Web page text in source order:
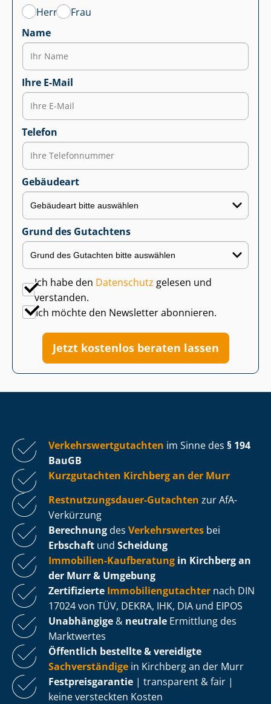
Herr
Frau
Name
Ihre E-Mail
Telefon
Gebäudeart
Grund des Gutachtens
Ich habe den Datenschutz gelesen und
verstanden.
Ich möchte den Newsletter abonnieren.
Jetzt kostenlos beraten lassen
Ver­kehrs­wert­gut­ach­ten im Sinne des § 194
BauGB
Kurzgutachten Kirchberg an der Murr
Rest­nut­zungs­dau­er-Gutachten zur AfA-
Verkürzung
Berechnung des Verkehrswertes bei
Erbschaft und Scheidung
Immobilien-Kaufberatung in Kirchberg an
der Murr & Umgebung
Zertifizierte Im­mo­bi­li­en­gut­ach­ter nach DIN
17024 von TÜV, DEKRA, IHK, DIA und EIPOS
Unabhängige & neutrale Ermittlung des
Marktwertes
Öffentlich bestellte & vereidigte
Sachverständige in Kirchberg an der Murr
Fest­preis­ga­ran­tie | transparent & fair |
keine versteckten Kosten